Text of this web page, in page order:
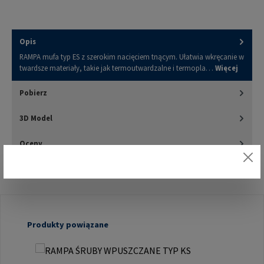
Opis
RAMPA mufa typ ES z szerokim nacięciem tnącym. Ułatwia wkręcanie w
twardsze materiały, takie jak termoutwardzalne i termopla… Więcej
Pobierz
3D Model
Oceny
Pomiń galerię produktów
Produkty powiązane